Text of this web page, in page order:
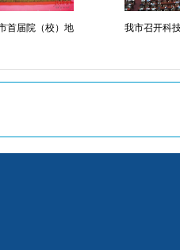
首届院（校）地 我市召开科